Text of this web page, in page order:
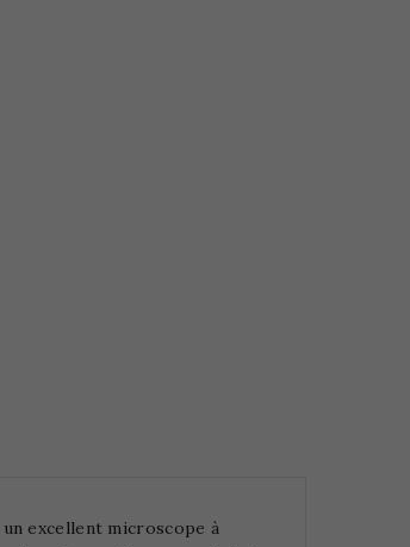
excellent microscope à